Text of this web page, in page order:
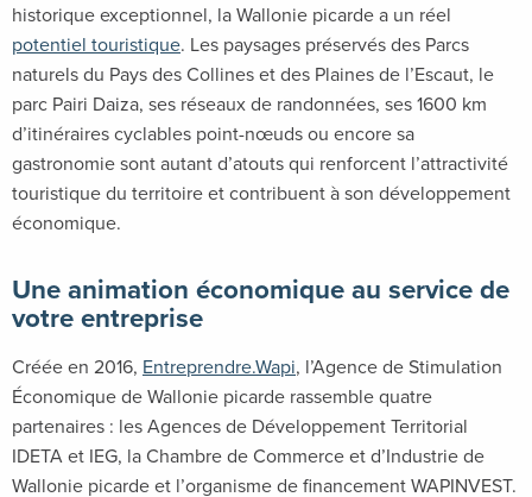
historique exceptionnel, la Wallonie picarde a un réel
potentiel touristique. Les paysages préservés des Parcs
naturels du Pays des Collines et des Plaines de l’Escaut, le
parc Pairi Daiza, ses réseaux de randonnées, ses 1600 km
d’itinéraires cyclables point-nœuds ou encore sa
gastronomie sont autant d’atouts qui renforcent l’attractivité
touristique du territoire et contribuent à son développement
économique.
Une animation économique au service de
votre entreprise
Créée en 2016, Entreprendre.Wapi, l’Agence de Stimulation
Économique de Wallonie picarde rassemble quatre
partenaires : les Agences de Développement Territorial
IDETA et IEG, la Chambre de Commerce et d’Industrie de
Wallonie picarde et l’organisme de financement WAPINVEST.